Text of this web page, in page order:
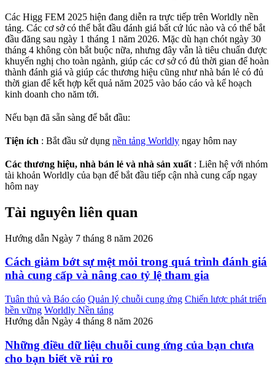
Các Higg FEM 2025 hiện đang diễn ra trực tiếp trên Worldly nền
tảng. Các cơ sở có thể bắt đầu đánh giá bất cứ lúc nào và có thể bắt
đầu đăng sau ngày 1 tháng 1 năm 2026. Mặc dù hạn chót ngày 30
tháng 4 không còn bắt buộc nữa, nhưng đây vẫn là tiêu chuẩn được
khuyến nghị cho toàn ngành, giúp các cơ sở có đủ thời gian để hoàn
thành đánh giá và giúp các thương hiệu cũng như nhà bán lẻ có đủ
thời gian để kết hợp kết quả năm 2025 vào báo cáo và kế hoạch
kinh doanh cho năm tới.
Nếu bạn đã sẵn sàng để bắt đầu:
Tiện ích : Bắt đầu sử dụng nền tảng Worldly ngay hôm nay
Các thương hiệu, nhà bán lẻ và nhà sản xuất : Liên hệ với nhóm
tài khoản Worldly của bạn để bắt đầu tiếp cận nhà cung cấp ngay
hôm nay
Tài nguyên liên quan
Hướng dẫn Ngày 7 tháng 8 năm 2026
Cách giảm bớt sự mệt mỏi trong quá trình đánh giá
nhà cung cấp và nâng cao tỷ lệ tham gia
Tuân thủ và Báo cáo Quản lý chuỗi cung ứng Chiến lược phát triển
bền vững Worldly Nền tảng
Hướng dẫn Ngày 4 tháng 8 năm 2026
Những điều dữ liệu chuỗi cung ứng của bạn chưa
cho bạn biết về rủi ro